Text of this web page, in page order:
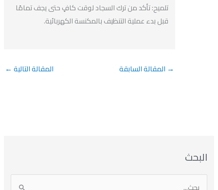
تلميح: تأكد من ترك السجاد لوقت كافٍ حتى يجف تمامًا
قبل بدء عملية التنظيف بالمكنسة الكهربائية.
المقالة السابقة المقالة التالية←